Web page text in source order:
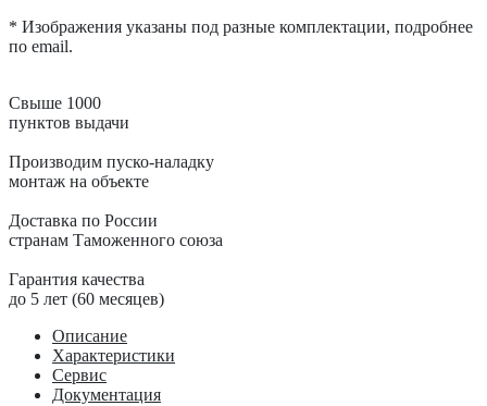
* Изображения указаны под разные комплектации, подробнее
по email.
Свыше 1000
пунктов выдачи
Производим пуско-наладку
монтаж на объекте
Доставка по России
странам Таможенного союза
Гарантия качества
до 5 лет (60 месяцев)
Описание
Характеристики
Сервис
Документация